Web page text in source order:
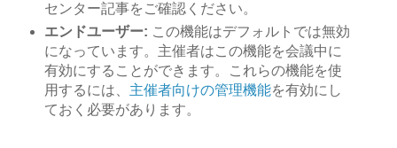
センター記事をご確認ください。
エンドユーザー: この機能はデフォルトでは無効
になっています。主催者はこの機能を会議中に
有効にすることができます。これらの機能を使
用するには、 主催者向けの管理機能を有効にし
ておく必要があります。